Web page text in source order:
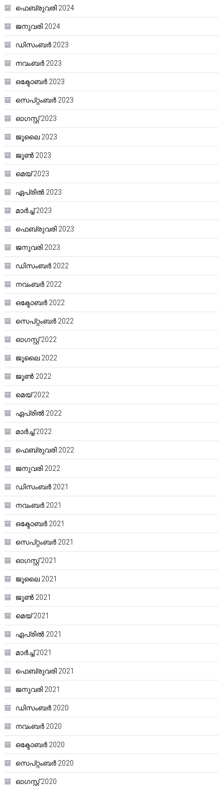
ഫെബ്രുവരി 2024
ജനുവരി 2024
ഡിസംബർ 2023
നവംബർ 2023
ഒക്ടോബർ 2023
സെപ്റ്റംബർ 2023
ഓഗസ്റ്റ്‌ 2023
ജൂലൈ 2023
ജൂൺ 2023
മെയ്‌ 2023
ഏപ്രിൽ 2023
മാർച്ച്‌ 2023
ഫെബ്രുവരി 2023
ജനുവരി 2023
ഡിസംബർ 2022
നവംബർ 2022
ഒക്ടോബർ 2022
സെപ്റ്റംബർ 2022
ഓഗസ്റ്റ്‌ 2022
ജൂലൈ 2022
ജൂൺ 2022
മെയ്‌ 2022
ഏപ്രിൽ 2022
മാർച്ച്‌ 2022
ഫെബ്രുവരി 2022
ജനുവരി 2022
ഡിസംബർ 2021
നവംബർ 2021
ഒക്ടോബർ 2021
സെപ്റ്റംബർ 2021
ഓഗസ്റ്റ്‌ 2021
ജൂലൈ 2021
ജൂൺ 2021
മെയ്‌ 2021
ഏപ്രിൽ 2021
മാർച്ച്‌ 2021
ഫെബ്രുവരി 2021
ജനുവരി 2021
ഡിസംബർ 2020
നവംബർ 2020
ഒക്ടോബർ 2020
സെപ്റ്റംബർ 2020
ഓഗസ്റ്റ്‌ 2020